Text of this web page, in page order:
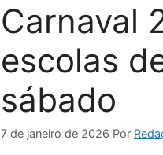
Carnaval
escolas
sábado
7 de janeiro de 2026 Por